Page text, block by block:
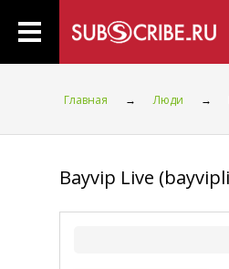
Главная → Люди →
Bayvip Live